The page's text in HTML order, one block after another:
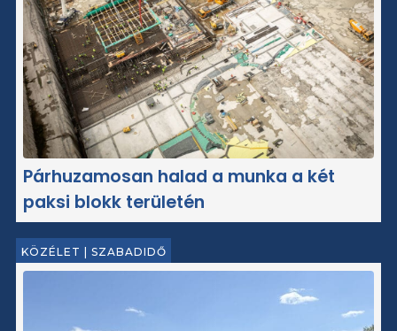
Párhuzamosan halad a munka a két
paksi blokk területén
KÖZÉLET SZABADIDŐ